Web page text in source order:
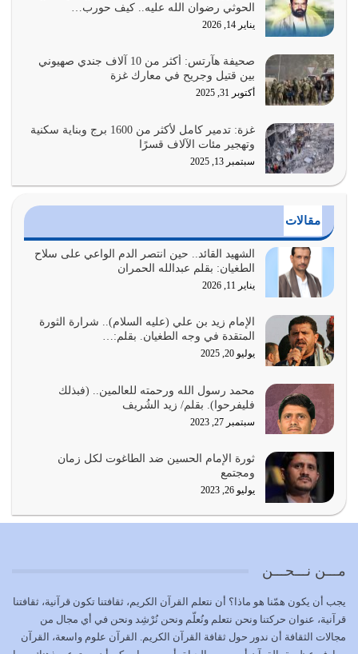
عندما يكون عدوك هو عدو الله معناه أن تكون نقاط الضعف
فيه كثيرة وسينصرك الله عليه إذا…
يوليو 26, 2026
أراد الله لهذه الأمة ان تكون خير امة أخرجت للناس بالنهوض
بالأمر بالمعروف والنهي عن…
يوليو 25, 2026
الدين الذي شرعه الله لا يجوز أن يخضع لآرائنا وأهوائنا
أي أمة تتفرق في الدين وتتفرق في كيانها معناه أنها أصبحت
أمة عاجزة عن النهوض…
يوليو 23, 2026
بحبل الله جميعاً وليس كل…
يوليو 22, 2026
يشاء ويذل من يشاء
يوليو 21, 2026
كل زمان…
يوليو 19, 2026
الوظيفة عبارة عن مسؤولية يجب النهوض بها كما ينبغي لكي
وَالْمُنْفِقِينَ…
يوليو 17, 2026
الحوثي رضوان الله عليه.. كيف حورب…
يناير 14, 2026
صحيفة هآرتس: أكثر من 10 آلاف جندي صهيوني
بين قتيل وجريح في معارك غزة
أكتوبر 31, 2025
غزة: تدمير كامل لأكثر من 1600 برج وبناية سكنية
وتهجير مئات الآلاف قسرًا
سبتمبر 13, 2025
مقالات
الشهيد القائد.. حين انتصر الدم الواعي على سلاح
الطغيان: بقلم عبدالله الحمران
يناير 11, 2026
الإمام زيد بن علي (عليه السلام).. شرارة الثورة
المتقدة في وجه الطغيان. بقلم:…
يوليو 20, 2025
محمد رسول الله ورحمته للعالمين.. (فبذلك
فليفرحوا). بقلم/ زيد الشُريف
سبتمبر 27, 2023
ثورة الإمام الحسين ضد الطاغوت لكل زمان
ومجتمع
يوليو 26, 2023
مـــن نـــحـــن
يجب أن يكون همّنا هو ماذا؟ أن نتعلم القرآن الكريم، ثقافتنا تكون قرآنية، ثقافتنا
قرآنية، عنوان حركتنا ونحن نتعلم ونُعلّم ونحن نُرْشِد ونحن في أي مجال من
مجالات الثقافة أن ندور حول ثقافة القرآن الكريم. القرآن علوم واسعة، القرآن